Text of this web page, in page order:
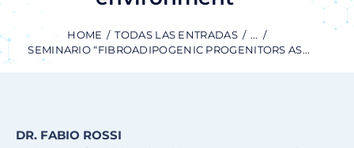
HOME TODAS LAS ENTRADAS
...
SEMINARIO “FIBROADIPOGENIC PROGENITORS AS...
DR. FABIO ROSSI